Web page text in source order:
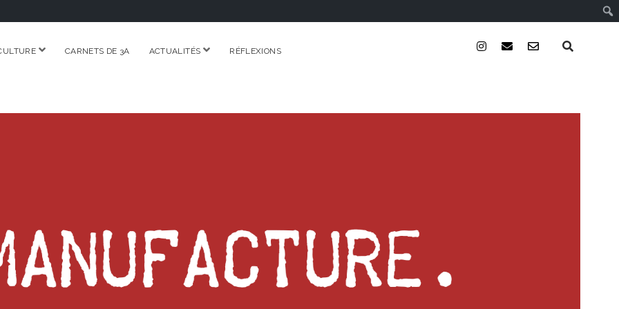
ouvrirCARNETS DE 3A ACTUALITÉS ouvrirRÉFLEXIONS instagram
emailemail-